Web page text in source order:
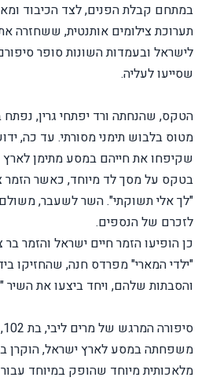
במתחם קבלת הפנים, לצד הכיבוד
תערוכת צילומים אותנטית, ששחזרה את
לישראל ובעמדות השונות סופר
שסייעו לעליה.
הטקס, שהנחתה ורד יפתחי גרין,
שקיפחו את חייהם במסע מתימן לארץ
בטקס על מסך לד מיוחד, כאשר הזמר
"לך אלי תשוקתי". השר לשעבר,
לזכרם של הנספים.
כן הופיעו הזמר חיים ישראל והזמר
"ילדי המארי" מפרדס חנה, שהחזיקו
והסבתות שלהם, ויחד ביצעו את השיר
משפחתה במסע לארץ ישראל, הוקרן
מלאכותית מיוחד שהופק במיוחד עבור